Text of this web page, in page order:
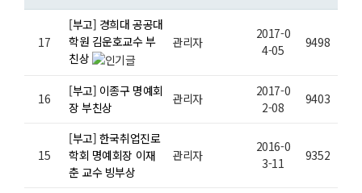
17
[부고] 경희대 공공대
학원 김운호교수 부
친상
관리자
2017-0
4-05
9498
16
[부고] 이종구 명예회
장 부친상
관리자
2017-0
2-08
9403
15
[부고] 한국취업진로
학회 명예회장 이재
춘 교수 빙부상
관리자
2016-0
3-11
9352